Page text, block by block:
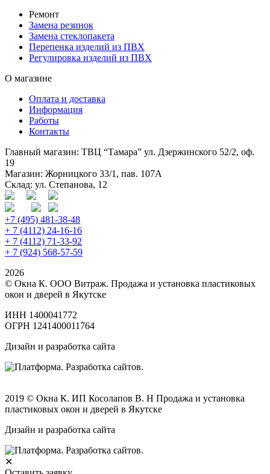
Ремонт
Замена резинок
Замена стеклопакета
Перепенка изделий из ПВХ
Регулировка изделий из ПВХ
О магазине
Оплата и доставка
Информация
Работы
Контакты
Главный магазин: ТВЦ “Тамара” ул. Дзержинского 52/2, оф.
19
Магазин: Жорницкого 33/1, пав. 107А
Склад: ул. Степанова, 12
+7 (495) 481-38-48
+ 7 (4112) 24-16-16
+ 7 (4112) 71-33-92
+ 7 (924) 568-57-59
2026
© Окна К. ООО Витраж. Продажа и установка пластиковых
окон и дверей в Якутске
ИНН 1400041772
ОГРН 1241400011764
Дизайн и разработка сайта
2019 © Окна К. ИП Косолапов В. Н Продажа и установка
пластиковых окон и дверей в Якутске
Дизайн и разработка сайта
✕